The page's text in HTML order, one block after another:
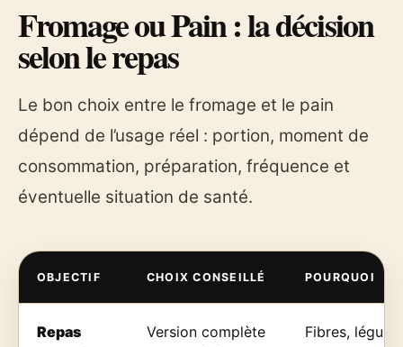
Fromage ou Pain : la décision
selon le repas
Le bon choix entre le fromage et le pain
dépend de l’usage réel : portion, moment de
consommation, préparation, fréquence et
éventuelle situation de santé.
OBJECTIF CHOIX CONSEILLÉ POURQUOI
Repas
Version complète
Fibres,